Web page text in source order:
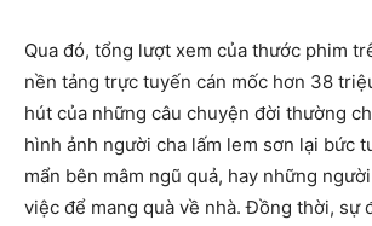
Qua đó, tổng lượt xem của thước phim
nền tảng trực tuyến cán mốc hơn 38
hút của những câu chuyện đời thường
hình ảnh người cha lấm lem sơn lại bức
mẩn bên mâm ngũ quả, hay những
việc để mang quà về nhà. Đồng thời, sự